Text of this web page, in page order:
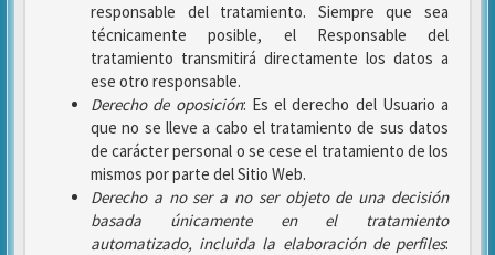
responsable del tratamiento. Siempre que sea
técnicamente posible, el Responsable del
tratamiento transmitirá directamente los datos a
ese otro responsable.
Derecho de oposición: Es el derecho del Usuario a
que no se lleve a cabo el tratamiento de sus datos
de carácter personal o se cese el tratamiento de los
mismos por parte del Sitio Web.
Derecho a no ser a no ser objeto de una decisión
basada únicamente en el tratamiento
automatizado, incluida la elaboración de perfiles: